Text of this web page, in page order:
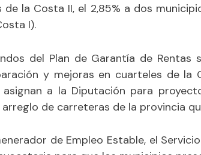
de la Costa II, el 2,85% a dos
I).
del Plan de Garantía de Rentas
y mejoras en cuarteles de la
a la Diputación para
de carreteras de la provincia
de Empleo Estable, el